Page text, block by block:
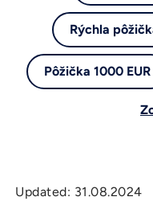
Rýchla
Pôžička 1000 EUR
Updated: 31.08.2024